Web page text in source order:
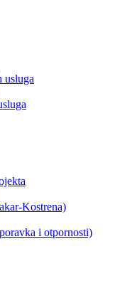
usluga
Kostrena)
i otpornosti)